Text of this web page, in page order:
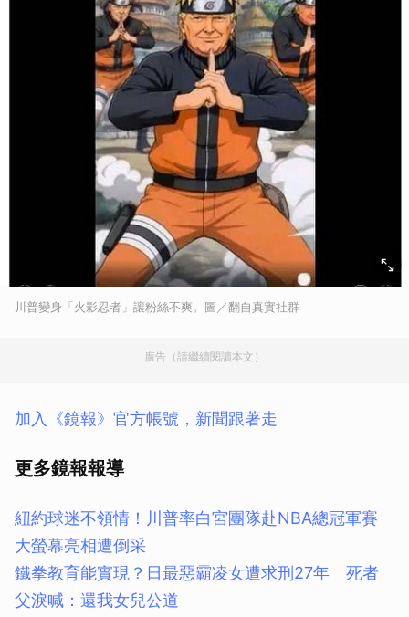
川普變身「火影忍者」讓粉絲不爽。圖／翻自真實社群
廣告（請繼續閱讀本文）
加入《鏡報》官方帳號，新聞跟著走
更多鏡報報導
紐約球迷不領情！川普率白宮團隊赴NBA總冠軍賽
大螢幕亮相遭倒采
鐵拳教育能實現？日最惡霸凌女遭求刑27年 死者
父淚喊：還我女兒公道